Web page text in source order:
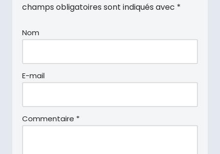
champs obligatoires sont indiqués avec *
Nom
E-mail
Commentaire *